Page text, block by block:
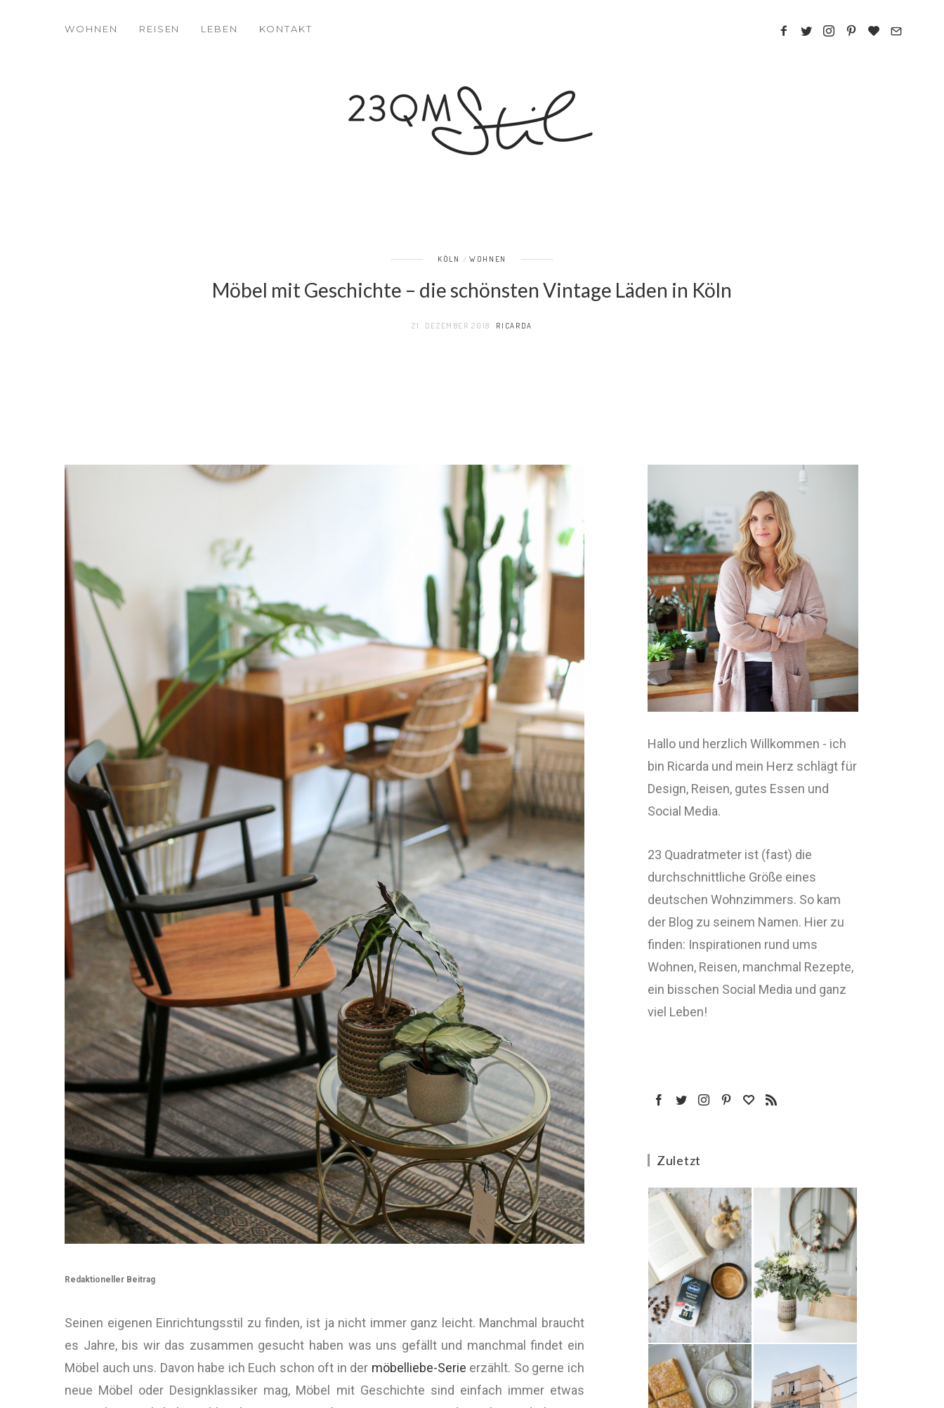
WOHNEN REISEN LEBEN KONTAKT
KÖLN WOHNEN
Möbel mit Geschichte – die schönsten Vintage Läden in Köln
21. DEZEMBER 2018 RICARDA
Redaktioneller Beitrag
Seinen eigenen Einrichtungsstil zu finden, ist ja nicht immer ganz leicht. Manchmal braucht
es Jahre, bis wir das zusammen gesucht haben was uns gefällt und manchmal findet ein
Möbel auch uns. Davon habe ich Euch schon oft in der möbelliebe-Serie erzählt. So gerne ich
neue Möbel oder Designklassiker mag, Möbel mit Geschichte sind einfach immer etwas
Hallo und herzlich Willkommen - ich
bin Ricarda und mein Herz schlägt für
Design, Reisen, gutes Essen und
Social Media.
23 Quadratmeter ist (fast) die
durchschnittliche Größe eines
deutschen Wohnzimmers. So kam
der Blog zu seinem Namen. Hier zu
finden: Inspirationen rund ums
Wohnen, Reisen, manchmal Rezepte,
ein bisschen Social Media und ganz
viel Leben!
Zuletzt